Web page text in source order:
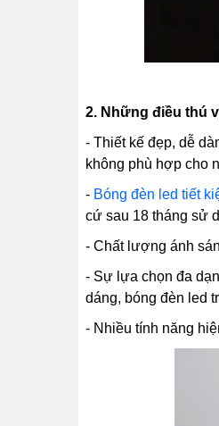
2. Những điều thú
- Thiết kế đẹp, dễ
không phù hợp cho
- Bóng đèn led tiết
cứ sau 18 tháng sử
- Chất lượng ánh
- Sự lựa chọn đa
dáng, bóng đèn led
- Nhiều tính năng